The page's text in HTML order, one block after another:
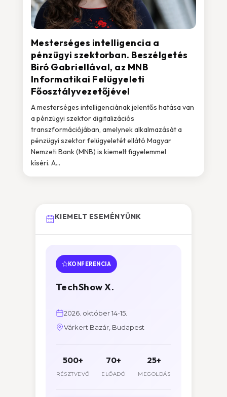
Mesterséges intelligencia a
pénzügyi szektorban. Beszélgetés
Biró Gabriellával, az MNB
Informatikai Felügyeleti
Főosztályvezetőjével
A mesterséges intelligenciának jelentős hatása van
a pénzügyi szektor digitalizációs
transzformációjában, amelynek alkalmazását a
pénzügyi szektor felügyeletét ellátó Magyar
Nemzeti Bank (MNB) is kiemelt figyelemmel
kíséri. A...
KIEMELT ESEMÉNYÜNK
KONFERENCIA
TechShow X.
2026. október 14-15.
Várkert Bazár, Budapest
500+
RÉSZTVEVŐ
70+
ELŐADÓ
25+
MEGOLDÁS